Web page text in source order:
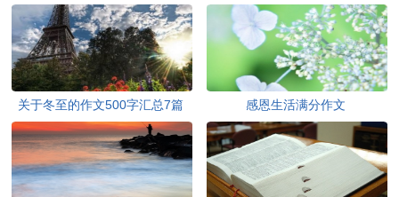
关于冬至的作文500字汇总7篇 感恩生活满分作文